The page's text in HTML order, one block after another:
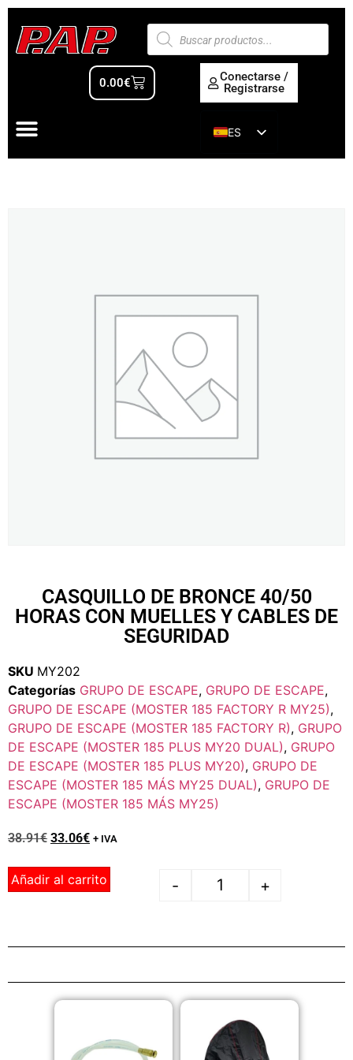
0.00€
Conectarse /
Registrarse
ES
EN
CASQUILLO DE BRONCE 40/50
HORAS CON MUELLES Y CABLES DE
SEGURIDAD
SKU MY202
Categorías GRUPO DE ESCAPE, GRUPO DE ESCAPE,
GRUPO DE ESCAPE (MOSTER 185 FACTORY R MY25),
GRUPO DE ESCAPE (MOSTER 185 FACTORY R), GRUPO
DE ESCAPE (MOSTER 185 PLUS MY20 DUAL), GRUPO
DE ESCAPE (MOSTER 185 PLUS MY20), GRUPO DE
ESCAPE (MOSTER 185 MÁS MY25 DUAL), GRUPO DE
ESCAPE (MOSTER 185 MÁS MY25)
38.91€ 33.06€ + IVA
- +
Añadir al carrito